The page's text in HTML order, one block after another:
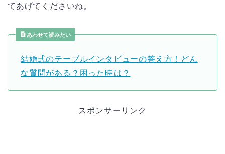
てあげてくださいね。
あわせて読みたい
結婚式のテーブルインタビューの答え方！どん
な質問がある？困った時は？
スポンサーリンク